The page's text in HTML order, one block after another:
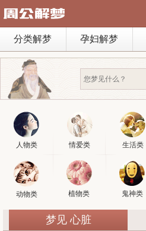
分类解梦 孕妇解梦
人物类 情爱类 生活类
动物类 植物类 鬼神类
梦见 心脏